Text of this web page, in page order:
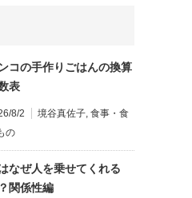
コの手作りごはんの換算
表
8/2 境谷真佐子, 食事・食
の
なぜ人を乗せてくれる
関係性編